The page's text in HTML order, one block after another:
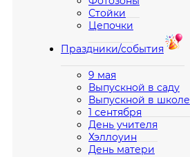
Стойки
Цепочки
Праздники/события
9 мая
Выпускной в саду
Выпускной в школе
1 сентября
День учителя
Хэллоуин
День матери